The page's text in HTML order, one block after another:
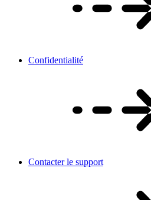
Confidentialité
Contacter le support